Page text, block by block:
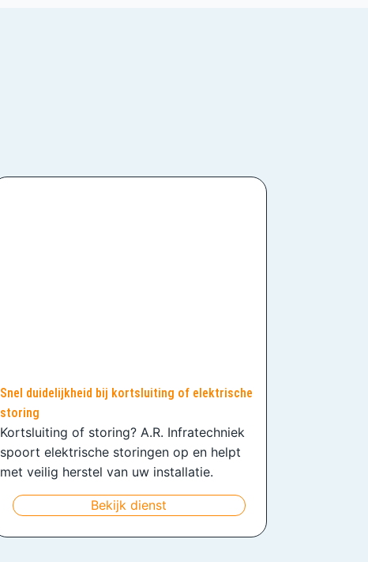
Snel duidelijkheid bij kortsluiting of elektrische
storing
Kortsluiting of storing? A.R. Infratechniek
spoort elektrische storingen op en helpt
met veilig herstel van uw installatie.
Bekijk dienst